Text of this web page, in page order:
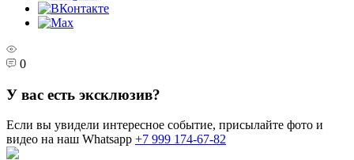
0
У вас есть эксклюзив?
Если вы увидели интересное событие, присылайте фото и
видео на наш Whatsapp +7 999 174-67-82